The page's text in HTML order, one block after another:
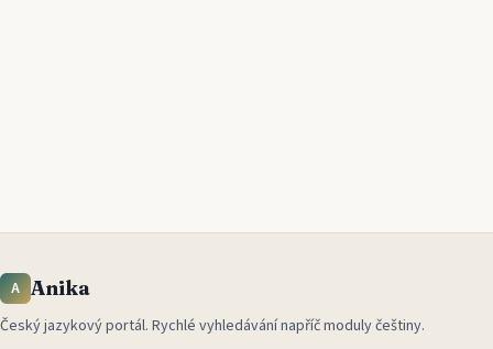
A Anika
Český jazykový portál. Rychlé vyhledávání napříč moduly češtiny.